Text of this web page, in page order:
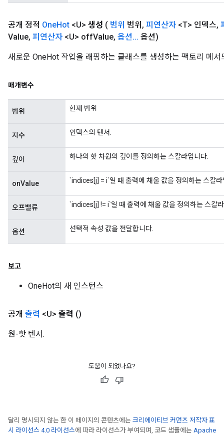
공개 정적 OneHot <U> 생성 ( 범위 범위 , 피연산자 <T> 인덱스,
Value, 피연산자 <U> offValue, 옵션... 옵션)
새로운 OneHot 작업을 래핑하는 클래스를 생성하는 팩토리 메서
매개변수
범위 현재 범위
지수 인덱스의 텐서.
깊이 하나의 핫 차원의 깊이를 정의하는 스칼라입니다.
onValue `indices[j] = i`일 때 출력에 채울 값을 정의하는 스칼라
오프밸류 `indices[j] != i`일 때 출력에 채울 값을 정의하는 스칼
옵션 선택적 속성 값을 전달합니다.
보고
OneHot의 새 인스턴스
공개 출력 <U> 출력 ()
원-핫 텐서.
도움이 되었나요?
달리 명시되지 않는 한 이 페이지의 콘텐츠에는 크리에이티브 커먼즈 저작자 표
시 라이선스 4.0 라이선스에 따라 라이선스가 부여되며, 코드 샘플에는 Apache